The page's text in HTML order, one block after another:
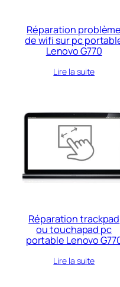
Réparation problème
de wifi sur pc
Lenovo G770
Lire la suite
Réparation trackpad
ou touchapad pc
portable Lenovo
Lire la suite